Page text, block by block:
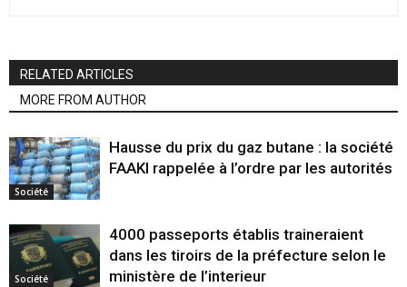
RELATED ARTICLES
MORE FROM AUTHOR
Société
Hausse du prix du gaz butane : la société
FAAKI rappelée à l’ordre par les autorités
Société
4000 passeports établis traineraient
dans les tiroirs de la préfecture selon le
ministère de l’interieur